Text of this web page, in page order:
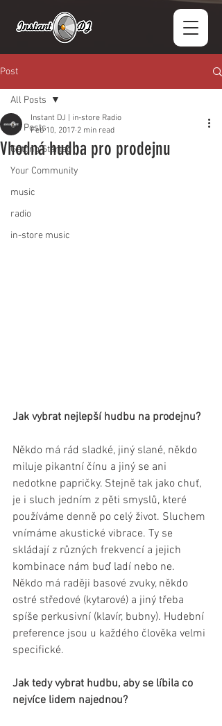
Post
All Posts
Getting Started
Your Community
music
radio
in-store music
All Posts
Vhodná hudba pro prodejnu
Instant DJ | in-store Radio
Feb 10, 2017 2 min read
Jak vybrat nejlepší hudbu na prodejnu?
Někdo má rád sladké, jiný slané, někdo
miluje pikantní čínu a jiný se ani
nedotkne papričky. Stejně tak jako chuť,
je i sluch jedním z pěti smyslů, které
používáme denně po celý život. Sluchem
vnímáme akustické vibrace. Ty se
skládají z různých frekvencí a jejich
kombinace nám buď ladí nebo ne.
Někdo má raději basové zvuky, někdo
ostré středové (kytarové) a jiný třeba
spíše perkusivní (klavír, bubny). Hudební
preference jsou u každého člověka velmi
specifické.
Jak tedy vybrat hudbu, aby se líbila co
nejvíce lidem najednou?